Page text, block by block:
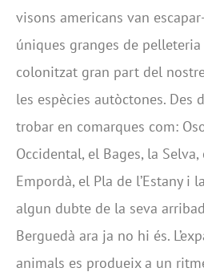
visons americans van
úniques granges de
colonitzat gran part del
les espècies autòctones. Des
trobar en comarques com:
Occidental, el Bages, la
Empordà, el Pla de l’Estany i
algun dubte de la seva
Berguedà ara ja no hi és.
animals es produeix a un